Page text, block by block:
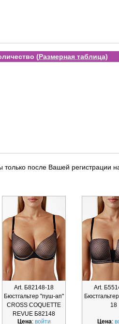
(Размерная таблица)
только после Вашей регистрации
Art. Б82148-18
Бюстгальтер "пуш-ап"
CROSS COQUETTE
REVUE Б82148
Цена: войти
Art.
18
Цена: